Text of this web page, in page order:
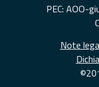
PEC: AOO-
Note